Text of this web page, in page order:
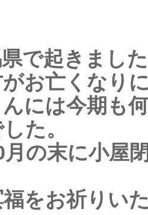
で起きまし
お亡くなり
んには今期も
た。
の末に小屋
をお祈りい